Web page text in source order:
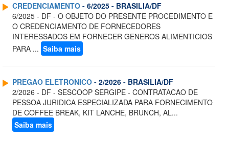
CREDENCIAMENTO - 6/2025 - BRASILIA/DF
6/2025 - DF - O OBJETO DO PRESENTE PROCEDIMENTO E
O CREDENCIAMENTO DE FORNECEDORES
INTERESSADOS EM FORNECER GENEROS ALIMENTICIOS
PARA ... Saiba mais
PREGAO ELETRONICO - 2/2026 - BRASILIA/DF
2/2026 - DF - SESCOOP SERGIPE - CONTRATACAO DE
PESSOA JURIDICA ESPECIALIZADA PARA FORNECIMENTO
DE COFFEE BREAK, KIT LANCHE, BRUNCH, AL...
Saiba mais